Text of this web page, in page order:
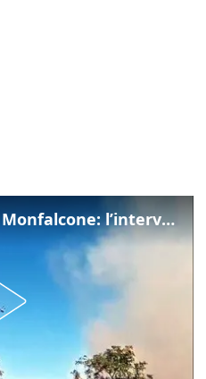
Incendio tra Duino e Monfalcone: l’intervento dei vigili del fuoco